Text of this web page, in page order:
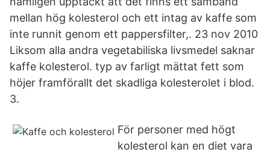
mellan hög kolesterol och ett intag av kaffe som
inte runnit genom ett pappersfilter,. 23 nov 2010
Liksom alla andra vegetabiliska livsmedel saknar
kaffe kolesterol. typ av farligt mättat fett som
höjer framförallt det skadliga kolesterolet i blod.
3.
För personer med högt
kolesterol kan en diet vara